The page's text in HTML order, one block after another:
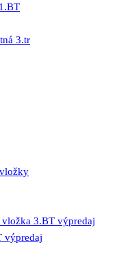
3.tr
3.BT výpredaj
výpredaj